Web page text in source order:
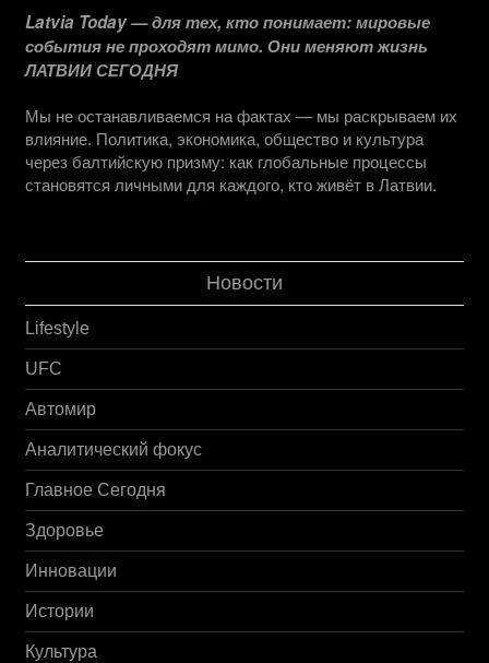
Latvia Today — для тех, кто понимает: мировые
события не проходят мимо. Они меняют жизнь
ЛАТВИИ СЕГОДНЯ
Мы не останавливаемся на фактах — мы раскрываем их
влияние. Политика, экономика, общество и культура
через балтийскую призму: как глобальные процессы
становятся личными для каждого, кто живёт в Латвии.
Новости
Lifestyle
UFC
Автомир
Аналитический фокус
Главное Сегодня
Здоровье
Инновации
Истории
Культура